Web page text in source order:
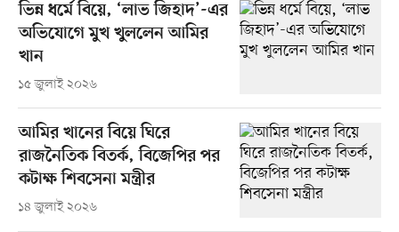
ভিন্ন ধর্মে বিয়ে, ‘লাভ জিহাদ’-এর
অভিযোগে মুখ খুললেন আমির
খান
১৫ জুলাই ২০২৬
আমির খানের বিয়ে ঘিরে
রাজনৈতিক বিতর্ক, বিজেপির পর
কটাক্ষ শিবসেনা মন্ত্রীর
১৪ জুলাই ২০২৬